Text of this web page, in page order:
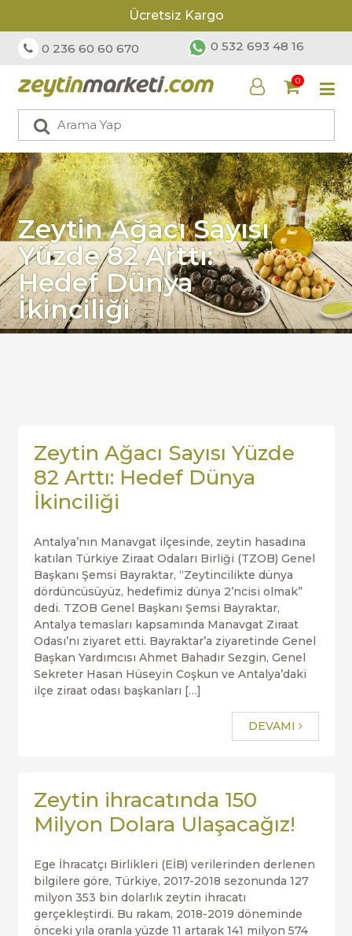
Ücretsiz Kargo
0 236 60 60 670 0 532 693 48 16
0
Zeytin Ağacı Sayısı
Yüzde 82 Arttı:
Hedef Dünya
İkinciliği
Zeytin Ağacı Sayısı Yüzde
82 Arttı: Hedef Dünya
İkinciliği
Antalya’nın Manavgat ilçesinde, zeytin hasadına
katılan Türkiye Ziraat Odaları Birliği (TZOB) Genel
Başkanı Şemsi Bayraktar, “Zeytincilikte dünya
dördüncüsüyüz, hedefimiz dünya 2’ncisi olmak”
dedi. TZOB Genel Başkanı Şemsi Bayraktar,
Antalya temasları kapsamında Manavgat Ziraat
Odası’nı ziyaret etti. Bayraktar’a ziyaretinde Genel
Başkan Yardımcısı Ahmet Bahadır Sezgin, Genel
Sekreter Hasan Hüseyin Coşkun ve Antalya’daki
ilçe ziraat odası başkanları […]
DEVAMI
Zeytin ihracatında 150
Milyon Dolara Ulaşacağız!
Ege İhracatçı Birlikleri (EİB) verilerinden derlenen
bilgilere göre, Türkiye, 2017-2018 sezonunda 127
milyon 353 bin dolarlık zeytin ihracatı
gerçekleştirdi. Bu rakam, 2018-2019 döneminde
önceki yıla oranla yüzde 11 artarak 141 milyon 574